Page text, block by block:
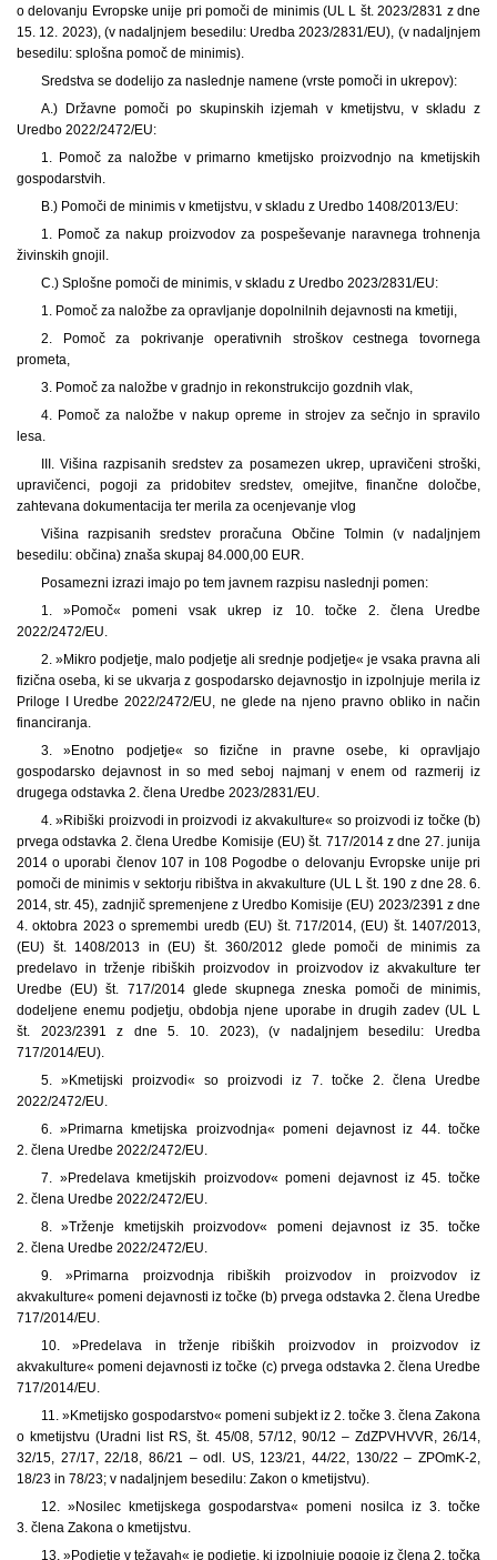
o delovanju Evropske unije pri pomoči de minimis (UL L št. 2023/2831 z dne
15. 12. 2023), (v nadaljnjem besedilu: Uredba 2023/2831/EU), (v nadaljnjem
besedilu: splošna pomoč de minimis).
Sredstva se dodelijo za naslednje namene (vrste pomoči in ukrepov):
A.) Državne pomoči po skupinskih izjemah v kmetijstvu, v skladu z
Uredbo 2022/2472/EU:
1. Pomoč za naložbe v primarno kmetijsko proizvodnjo na kmetijskih
gospodarstvih.
B.) Pomoči de minimis v kmetijstvu, v skladu z Uredbo 1408/2013/EU:
1. Pomoč za nakup proizvodov za pospeševanje naravnega trohnenja
živinskih gnojil.
C.) Splošne pomoči de minimis, v skladu z Uredbo 2023/2831/EU:
1. Pomoč za naložbe za opravljanje dopolnilnih dejavnosti na kmetiji,
2. Pomoč za pokrivanje operativnih stroškov cestnega tovornega
prometa,
3. Pomoč za naložbe v gradnjo in rekonstrukcijo gozdnih vlak,
4. Pomoč za naložbe v nakup opreme in strojev za sečnjo in spravilo
lesa.
III. Višina razpisanih sredstev za posamezen ukrep, upravičeni stroški,
upravičenci, pogoji za pridobitev sredstev, omejitve, finančne določbe,
zahtevana dokumentacija ter merila za ocenjevanje vlog
Višina razpisanih sredstev proračuna Občine Tolmin (v nadaljnjem
besedilu: občina) znaša skupaj 84.000,00 EUR.
Posamezni izrazi imajo po tem javnem razpisu naslednji pomen:
1. »Pomoč« pomeni vsak ukrep iz 10. točke 2. člena Uredbe
2022/2472/EU.
2. »Mikro podjetje, malo podjetje ali srednje podjetje« je vsaka pravna ali
fizična oseba, ki se ukvarja z gospodarsko dejavnostjo in izpolnjuje merila iz
Priloge I Uredbe 2022/2472/EU, ne glede na njeno pravno obliko in način
financiranja.
3. »Enotno podjetje« so fizične in pravne osebe, ki opravljajo
gospodarsko dejavnost in so med seboj najmanj v enem od razmerij iz
drugega odstavka 2. člena Uredbe 2023/2831/EU.
4. »Ribiški proizvodi in proizvodi iz akvakulture« so proizvodi iz točke (b)
prvega odstavka 2. člena Uredbe Komisije (EU) št. 717/2014 z dne 27. junija
2014 o uporabi členov 107 in 108 Pogodbe o delovanju Evropske unije pri
pomoči de minimis v sektorju ribištva in akvakulture (UL L št. 190 z dne 28. 6.
2014, str. 45), zadnjič spremenjene z Uredbo Komisije (EU) 2023/2391 z dne
4. oktobra 2023 o spremembi uredb (EU) št. 717/2014, (EU) št. 1407/2013,
(EU) št. 1408/2013 in (EU) št. 360/2012 glede pomoči de minimis za
predelavo in trženje ribiških proizvodov in proizvodov iz akvakulture ter
Uredbe (EU) št. 717/2014 glede skupnega zneska pomoči de minimis,
dodeljene enemu podjetju, obdobja njene uporabe in drugih zadev (UL L
št. 2023/2391 z dne 5. 10. 2023), (v nadaljnjem besedilu: Uredba
717/2014/EU).
5. »Kmetijski proizvodi« so proizvodi iz 7. točke 2. člena Uredbe
2022/2472/EU.
6. »Primarna kmetijska proizvodnja« pomeni dejavnost iz 44. točke
2. člena Uredbe 2022/2472/EU.
7. »Predelava kmetijskih proizvodov« pomeni dejavnost iz 45. točke
2. člena Uredbe 2022/2472/EU.
8. »Trženje kmetijskih proizvodov« pomeni dejavnost iz 35. točke
2. člena Uredbe 2022/2472/EU.
9. »Primarna proizvodnja ribiških proizvodov in proizvodov iz
akvakulture« pomeni dejavnosti iz točke (b) prvega odstavka 2. člena Uredbe
717/2014/EU.
10. »Predelava in trženje ribiških proizvodov in proizvodov iz
akvakulture« pomeni dejavnosti iz točke (c) prvega odstavka 2. člena Uredbe
717/2014/EU.
11. »Kmetijsko gospodarstvo« pomeni subjekt iz 2. točke 3. člena Zakona
o kmetijstvu (Uradni list RS, št. 45/08, 57/12, 90/12 – ZdZPVHVVR, 26/14,
32/15, 27/17, 22/18, 86/21 – odl. US, 123/21, 44/22, 130/22 – ZPOmK-2,
18/23 in 78/23; v nadaljnjem besedilu: Zakon o kmetijstvu).
12. »Nosilec kmetijskega gospodarstva« pomeni nosilca iz 3. točke
3. člena Zakona o kmetijstvu.
13. »Podjetje v težavah« je podjetje, ki izpolnjuje pogoje iz člena 2, točka